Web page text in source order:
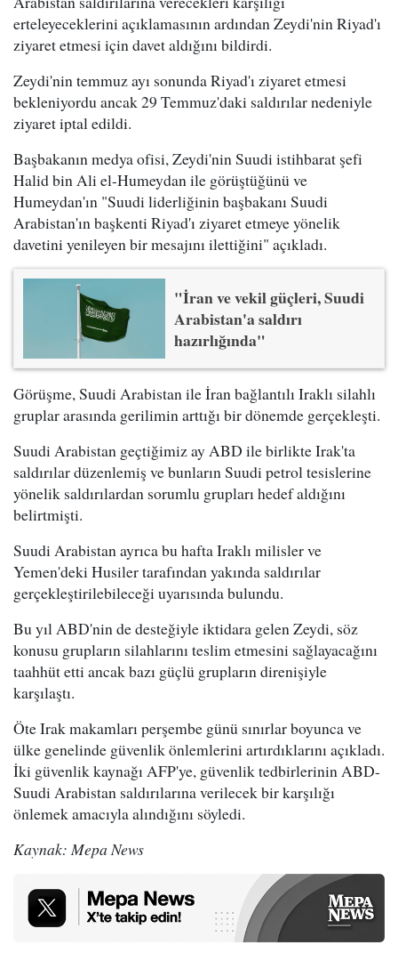
erteleyeceklerini açıklamasının ardından Zeydi'nin Riyad'ı
ziyaret etmesi için davet aldığını bildirdi.
Zeydi'nin temmuz ayı sonunda Riyad'ı ziyaret etmesi
bekleniyordu ancak 29 Temmuz'daki saldırılar nedeniyle
ziyaret iptal edildi.
Başbakanın medya ofisi, Zeydi'nin Suudi istihbarat şefi
Halid bin Ali el-Humeydan ile görüştüğünü ve
Humeydan'ın "Suudi liderliğinin başbakanı Suudi
Arabistan'ın başkenti Riyad'ı ziyaret etmeye yönelik
davetini yenileyen bir mesajını ilettiğini" açıkladı.
"İran ve vekil güçleri, Suudi
Arabistan'a saldırı
hazırlığında"
Görüşme, Suudi Arabistan ile İran bağlantılı Iraklı silahlı
gruplar arasında gerilimin arttığı bir dönemde gerçekleşti.
Suudi Arabistan geçtiğimiz ay ABD ile birlikte Irak'ta
saldırılar düzenlemiş ve bunların Suudi petrol tesislerine
yönelik saldırılardan sorumlu grupları hedef aldığını
belirtmişti.
Suudi Arabistan ayrıca bu hafta Iraklı milisler ve
Yemen'deki Husiler tarafından yakında saldırılar
gerçekleştirilebileceği uyarısında bulundu.
Bu yıl ABD'nin de desteğiyle iktidara gelen Zeydi, söz
konusu grupların silahlarını teslim etmesini sağlayacağını
taahhüt etti ancak bazı güçlü grupların direnişiyle
karşılaştı.
Öte Irak makamları perşembe günü sınırlar boyunca ve
ülke genelinde güvenlik önlemlerini artırdıklarını açıkladı.
İki güvenlik kaynağı AFP'ye, güvenlik tedbirlerinin ABD-
Suudi Arabistan saldırılarına verilecek bir karşılığı
önlemek amacıyla alındığını söyledi.
Kaynak: Mepa News